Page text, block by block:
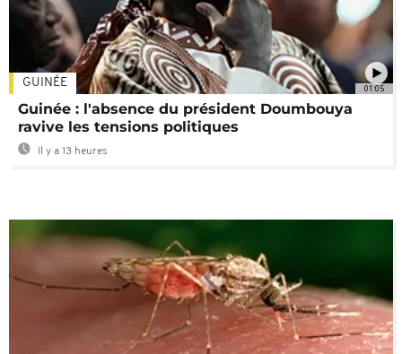
01:05
GUINÉE
Guinée : l'absence du président Doumbouya
ravive les tensions politiques
Il y a 13 heures